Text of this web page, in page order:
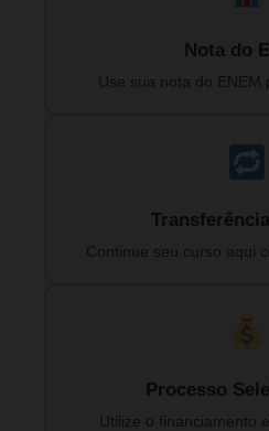
Nota do
Use sua nota do ENEM
Continue seu curso aqui
Processo
Utilize o financiamento